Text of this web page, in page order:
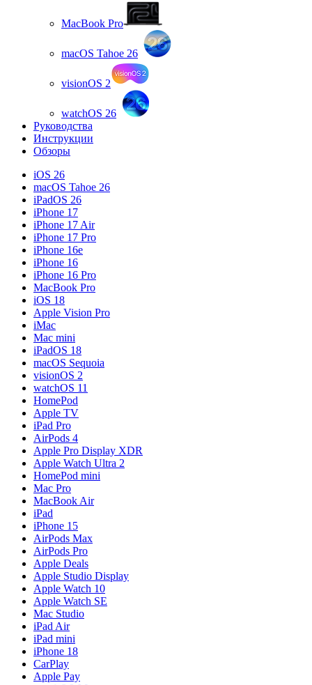
MacBook Pro
macOS Tahoe 26
visionOS 2
watchOS 26
Руководства
Инструкции
Обзоры
iOS 26
macOS Tahoe 26
iPadOS 26
iPhone 17
iPhone 17 Air
iPhone 17 Pro
iPhone 16e
iPhone 16
iPhone 16 Pro
MacBook Pro
iOS 18
Apple Vision Pro
iMac
Mac mini
iPadOS 18
macOS Sequoia
visionOS 2
watchOS 11
HomePod
Apple TV
iPad Pro
AirPods 4
Apple Pro Display XDR
Apple Watch Ultra 2
HomePod mini
Mac Pro
MacBook Air
iPad
iPhone 15
AirPods Max
AirPods Pro
Apple Deals
Apple Studio Display
Apple Watch 10
Apple Watch SE
Mac Studio
iPad Air
iPad mini
iPhone 18
CarPlay
Apple Pay